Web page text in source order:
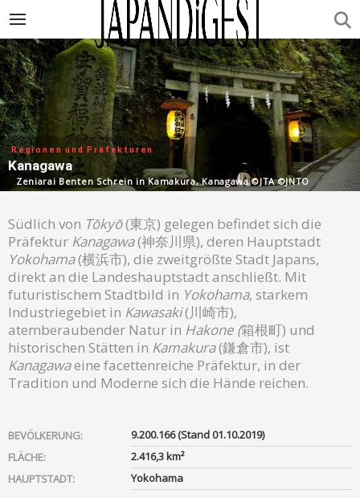
Regionen und Präfekturen
Kanagawa
Zeniarai Benten Schrein in Kamakura, Kanagawa ©JTA ©JNTO
Südlich von Tōkyō(東京) gelegen befindet sich die
Präfektur Kanagawa(神奈川県), deren Hauptstadt
Yokohama(横浜市), die zweitgrößte Stadt Japans,
direkt an die Landeshauptstadt anschließt. Mit
futuristischem Stadtbild in Yokohama, starkem
Industriegebiet in Kawasaki(川崎市),
atemberaubender Natur in Hakone (箱根町) und
historischen Stätten in Kamakura(鎌倉市), ist
Kanagawaeine facettenreiche Präfektur, in der
Tradition und Moderne sich die Hände reichen.
BEVÖLKERUNG:
9.200.166 (Stand 01.10.2019)
FLÄCHE:
2.416,3 km²
HAUPTSTADT:
Yokohama